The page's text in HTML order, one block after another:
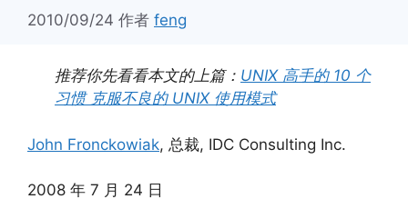
2010/09/24 作者 feng
推荐你先看看本文的上篇： UNIX 高手的 10 个
习惯 克服不良的 UNIX 使用模式
John Fronckowiak, 总裁, IDC Consulting Inc.
2008 年 7 月 24 日